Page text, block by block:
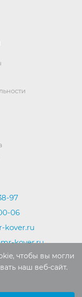
97
06
kover.ru
kover.ru
чтобы вы могли
наш веб-сайт.